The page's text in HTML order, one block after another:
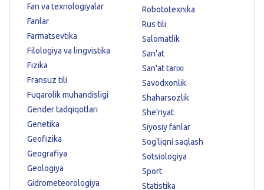
Fan va texnologiyalar
Fanlar
Farmatsevtika
Filologiya va lingvistika
Fizika
Fransuz tili
Fuqarolik muhandisligi
Gender tadqiqotlari
Genetika
Geofizika
Geografiya
Geologiya
Gidrometeorologiya
Robototexnika
Rus tili
Salomatlik
San'at
San'at tarixi
Savodxonlik
Shaharsozlik
She'riyat
Siyosiy fanlar
Sog'liqni saqlash
Sotsiologiya
Sport
Statistika